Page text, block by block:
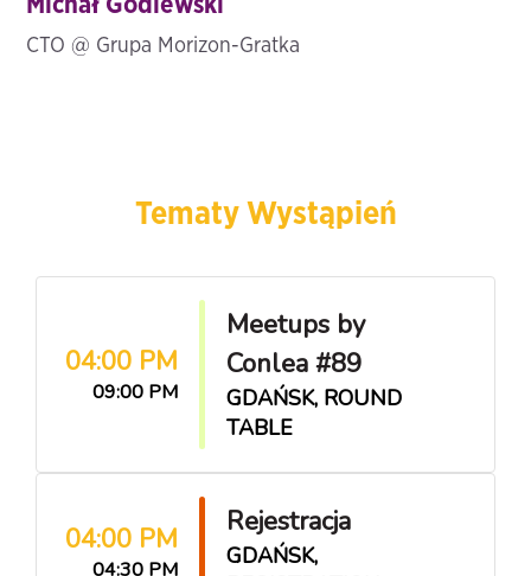
Michał Godlewski
CTO @ Grupa Morizon-Gratka
Tematy Wystąpień